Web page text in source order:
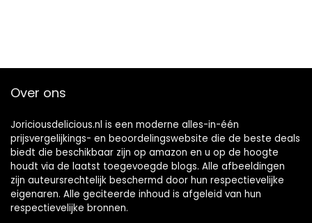
Over ons
Joriciousdelicious.nl is een moderne alles-in-één
prijsvergelijkings- en beoordelingswebsite die de beste deals
biedt die beschikbaar zijn op amazon en u op de hoogte
houdt via de laatst toegevoegde blogs. Alle afbeeldingen
zijn auteursrechtelijk beschermd door hun respectievelijke
eigenaren. Alle geciteerde inhoud is afgeleid van hun
respectievelijke bronnen.